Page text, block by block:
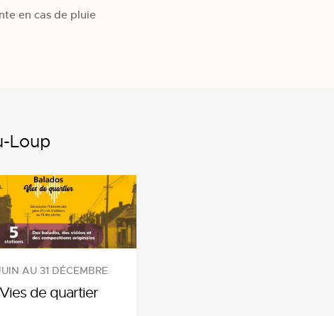
en cas de pluie
Loup
AU 31 DÉCEMBRE
Vies de quartier